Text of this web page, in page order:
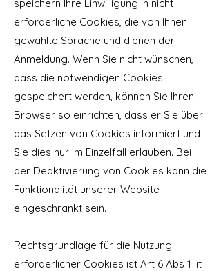
speichern Ihre Einwilligung in nicht
erforderliche Cookies, die von Ihnen
gewählte Sprache und dienen der
Anmeldung. Wenn Sie nicht wünschen,
dass die notwendigen Cookies
gespeichert werden, können Sie Ihren
Browser so einrichten, dass er Sie über
das Setzen von Cookies informiert und
Sie dies nur im Einzelfall erlauben. Bei
der Deaktivierung von Cookies kann die
Funktionalität unserer Website
eingeschränkt sein.
Rechtsgrundlage für die Nutzung
erforderlicher Cookies ist Art 6 Abs 1 lit